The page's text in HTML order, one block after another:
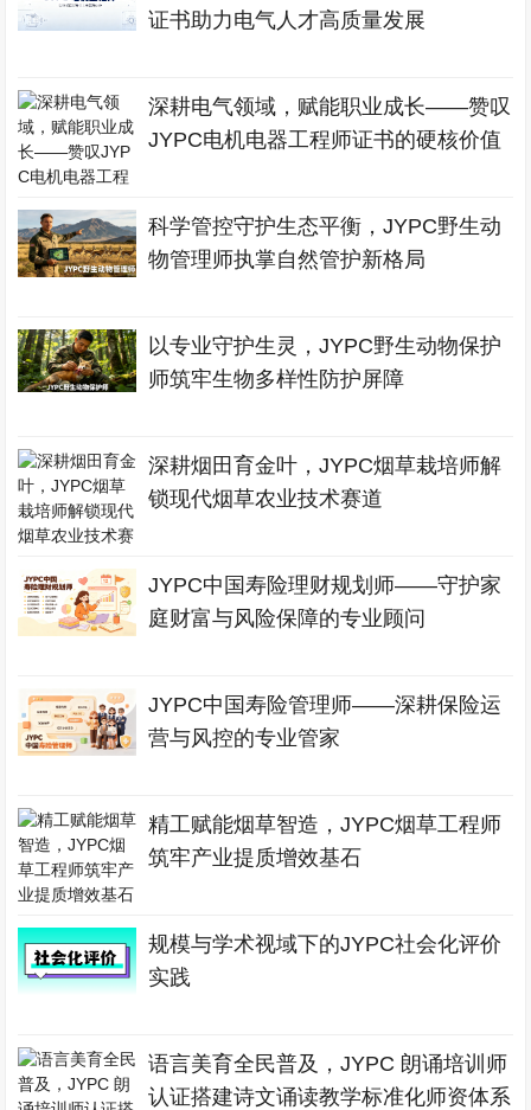
证书助力电气人才高质量发展
深耕电气领域，赋能职业成长——赞叹
JYPC电机电器工程师证书的硬核价值
科学管控守护生态平衡，JYPC野生动
物管理师执掌自然管护新格局
以专业守护生灵，JYPC野生动物保护
师筑牢生物多样性防护屏障
深耕烟田育金叶，JYPC烟草栽培师解
锁现代烟草农业技术赛道
JYPC中国寿险理财规划师——守护家
庭财富与风险保障的专业顾问
JYPC中国寿险管理师——深耕保险运
营与风控的专业管家
精工赋能烟草智造，JYPC烟草工程师
筑牢产业提质增效基石
规模与学术视域下的JYPC社会化评价
实践
语言美育全民普及，JYPC 朗诵培训师
认证搭建诗文诵读教学标准化师资体系